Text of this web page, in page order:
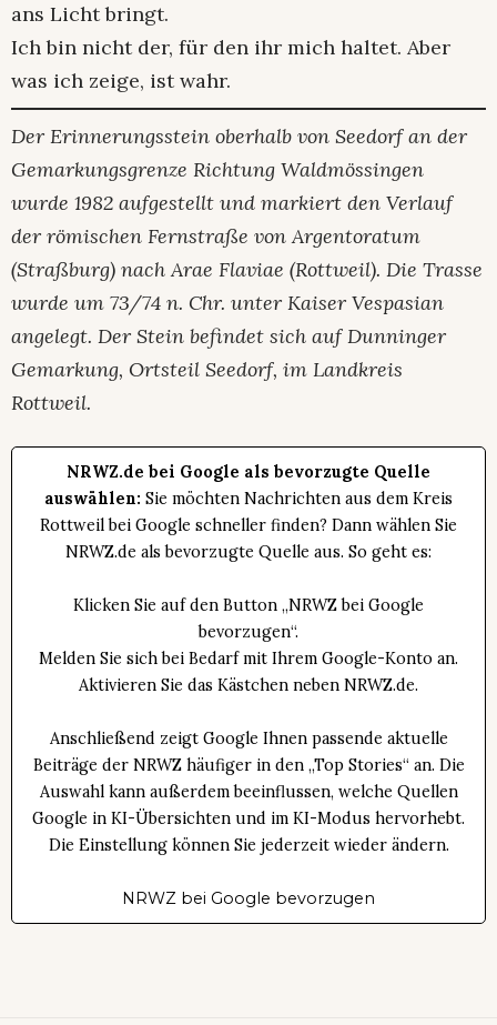
ans Licht bringt.
Ich bin nicht der, für den ihr mich haltet. Aber
was ich zeige, ist wahr.
Der Erinnerungsstein oberhalb von Seedorf an der
Gemarkungsgrenze Richtung Waldmössingen
wurde 1982 aufgestellt und markiert den Verlauf
der römischen Fernstraße von Argentoratum
(Straßburg) nach Arae Flaviae (Rottweil). Die Trasse
wurde um 73/74 n. Chr. unter Kaiser Vespasian
angelegt. Der Stein befindet sich auf Dunnin­ger
Gemarkung, Ortsteil Seedorf, im Landkreis
Rottweil.
NRWZ.de bei Google als bevorzugte Quelle
auswählen: Sie möchten Nachrichten aus dem Kreis
Rottweil bei Google schneller finden? Dann wählen Sie
NRWZ.de als bevorzugte Quelle aus. So geht es:
Klicken Sie auf den Button „NRWZ bei Google
bevorzugen“.
Melden Sie sich bei Bedarf mit Ihrem Google-Konto an.
Aktivieren Sie das Kästchen neben NRWZ.de.
Anschließend zeigt Google Ihnen passende aktuelle
Beiträge der NRWZ häufiger in den „Top Stories“ an. Die
Auswahl kann außerdem beeinflussen, welche Quellen
Google in KI-Übersichten und im KI-Modus hervorhebt.
Die Einstellung können Sie jederzeit wieder ändern.
NRWZ bei Google bevorzugen